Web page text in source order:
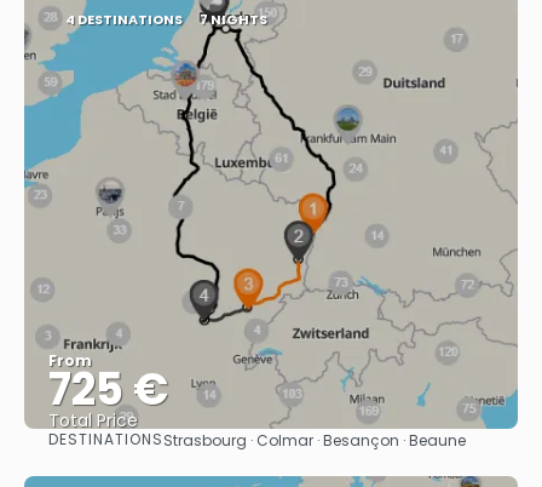
4 DESTINATIONS 7 NIGHTS
From
725 €
Total Price
See
DESTINATIONSStrasbourg · Colmar · Besançon · Beaune